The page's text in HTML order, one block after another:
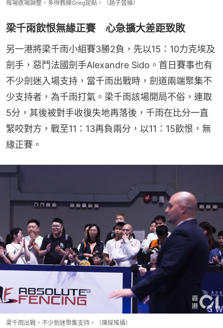
每場逐場調整，多得教練Greg提點。（趙子晉攝）
梁千雨飲恨無緣正賽 心急擴大差距致敗
另一港將梁千雨小組賽3勝2負，先以15：10力克埃及
劍手，惡鬥法國劍手Alexandre Sido。首日賽事也有
不少劍迷入場支持，當千雨出戰時，劍道兩端聚集不
少支持者，為千雨打氣。梁千雨該場開局不俗，連取
5分，其後被對手收復失地再落後，千雨在比分一直
緊咬對方，戰至11：13再負兩分，以11：15飲恨，無
緣正賽。
梁千雨出戰，不少劍迷聚集支持。（陳綵瑤攝）